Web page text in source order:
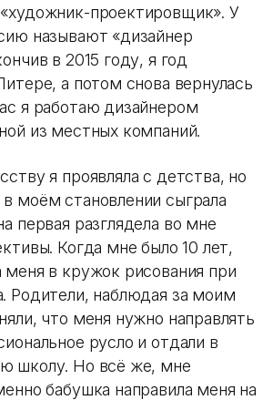
проектировщик». У
называют «дизайнер
в 2015 году, я год
а потом снова вернулась
я работаю дизайнером
из местных компаний.
я проявляла с детства, но
моём становлении сыграла
первая разглядела во мне
Когда мне было 10 лет,
меня в кружок рисования при
Родители, наблюдая за моим
что меня нужно направлять
русло и отдали в
школу. Но всё же, мне
бабушка направила меня на